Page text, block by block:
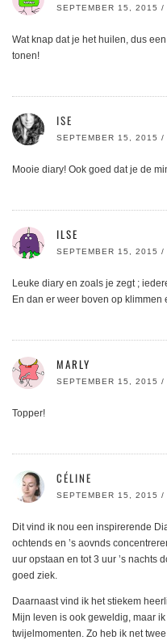
SEPTEMBER 15, 2015 /
Wat knap dat je het huilen, dus
tonen!
ISE
SEPTEMBER 15, 2015 /
Mooie diary! Ook goed dat je de
ILSE
SEPTEMBER 15, 2015 /
Leuke diary en zoals je zegt ;
En dan er weer boven op klimmen
MARLY
SEPTEMBER 15, 2015 /
Topper!
CÉLINE
SEPTEMBER 15, 2015 /
Dit vind ik nou een inspirerende
ochtends en ’s aovnds
uur opstaan en tot 3 uur ’s nachts
goed ziek.
Daarnaast vind ik het stiekem
Mijn leven is ook geweldig, maar
twijelmomenten. Zo heb ik net